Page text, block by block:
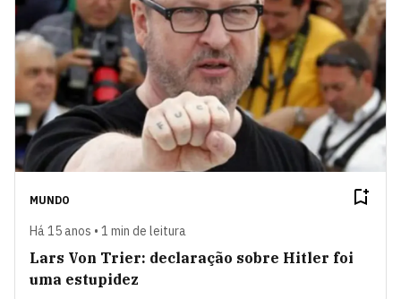
MUNDO
Há 15 anos • 1 min de leitura
Lars Von Trier: declaração sobre Hitler foi
uma estupidez